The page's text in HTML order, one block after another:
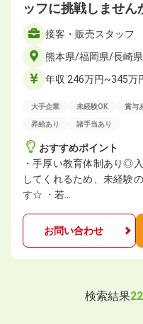
ッフに挑戦しません
接客・販売スタッフ
熊本県/福岡県/長崎県
年収 246万円~345万
大手企業 未経験OK 賞与
昇給あり 諸手当あり
おすすめポイント
・手厚い教育体制あり◎
してくれるため、未経験
す☆ ・若…
お問い合わせ
検索結果22